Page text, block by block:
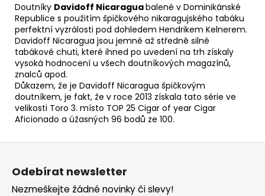
Doutníky Davidoff Nicaraguabalené v Dominikánské
Republice s použitím špičkového nikaragujského tabáku
perfektní vyzrálosti pod dohledem Hendrikem Kelnerem.
Davidoff Nicaragua jsou jemné až středně silné
tabákové chuti, které ihned po uvedení na trh získaly
vysoká hodnocení u všech doutníkových magazínů,
znalců apod.
Důkazem, že je Davidoff Nicaragua špičkovým
doutníkem, je fakt, že v roce 2013 získala tato série ve
velikosti Toro 3. místo TOP 25 Cigar of year Cigar
Aficionado a úžasných 96 bodů ze 100.
1
399
Kč
Z
Odebírat newsletter
Nezmeškejte žádné novinky či slevy!